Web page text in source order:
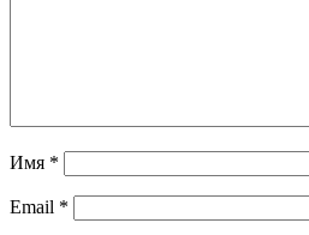
Имя *
Email *